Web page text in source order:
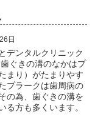
日
デンタルクリニック
ぐきの溝のなかはプ
まり）がたまりやす
プラークは歯周病の
の為、歯ぐきの溝を
る方も多くいます。